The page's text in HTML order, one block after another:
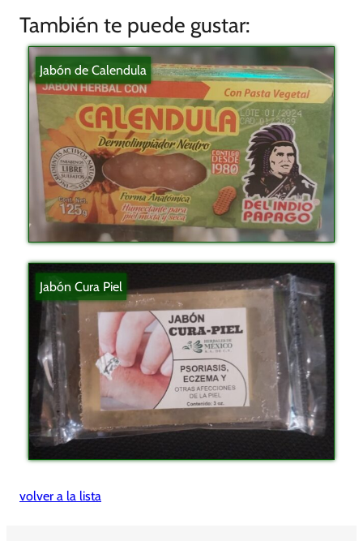
También te puede gustar:
Jabón de Calendula
Jabón Cura Piel
volver a la lista